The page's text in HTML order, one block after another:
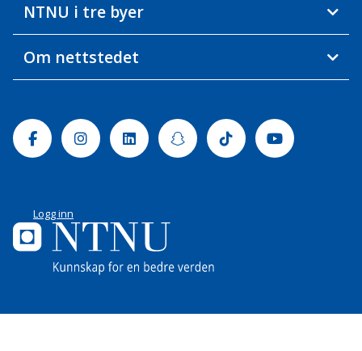
NTNU i tre byer
Om nettstedet
FacebookInstagramLinkedinSnapchatTiktok Youtube
Logg inn